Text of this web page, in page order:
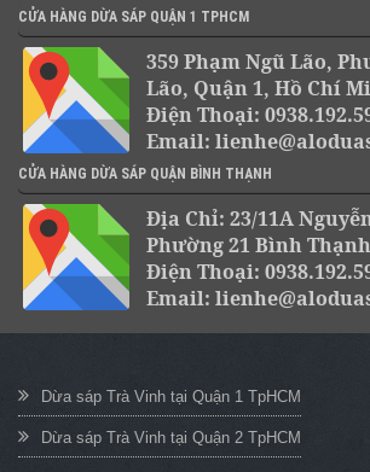
CỬA HÀNG DỪA SÁP QUẬN 1 TPHCM
359 Phạm Ngũ Lão,
Lão, Quận 1, Hồ Chí
Điện Thoại:
Email:
CỬA HÀNG DỪA SÁP QUẬN BÌNH THẠNH
Địa Chỉ: 23/11A
Phường 21 Bình Thạnh
Điện Thoại:
Email:
Dừa sáp Trà Vinh tại Quận 1 TpHCM
Dừa sáp Trà Vinh tại Quận 2 TpHCM